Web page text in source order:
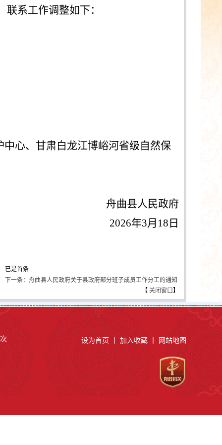
系工作调整如下：
心、甘肃白龙江博峪河省级自然保
舟曲县人民政府
2026年3月18日
已是首条
下一条：​舟曲县人民政府关于县政府部分班子成员工作分工的通知
【 关闭窗口】
次 设为首页 丨加入收藏 网站地图